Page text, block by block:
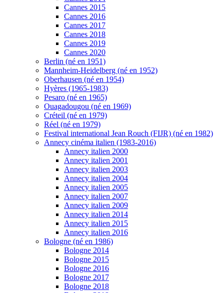
Cannes 2015
Cannes 2016
Cannes 2017
Cannes 2018
Cannes 2019
Cannes 2020
Berlin (né en 1951)
Mannheim-Heidelberg (né en 1952)
Oberhausen (né en 1954)
Hyères (1965-1983)
Pesaro (né en 1965)
Ouagadougou (né en 1969)
Créteil (né en 1979)
Réel (né en 1979)
Festival international Jean Rouch (FIJR) (né en 1982)
Annecy cinéma italien (1983-2016)
Annecy italien 2000
Annecy italien 2001
Annecy italien 2003
Annecy italien 2004
Annecy italien 2005
Annecy italien 2007
Annecy italien 2009
Annecy italien 2014
Annecy italien 2015
Annecy italien 2016
Bologne (né en 1986)
Bologne 2014
Bologne 2015
Bologne 2016
Bologne 2017
Bologne 2018